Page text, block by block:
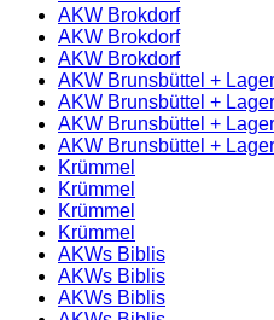
AKW Brokdorf
AKW Brokdorf
AKW Brokdorf
AKW Brunsbüttel + Lager
AKW Brunsbüttel + Lager
AKW Brunsbüttel + Lager
AKW Brunsbüttel + Lager
Krümmel
Krümmel
Krümmel
Krümmel
AKWs Biblis
AKWs Biblis
AKWs Biblis